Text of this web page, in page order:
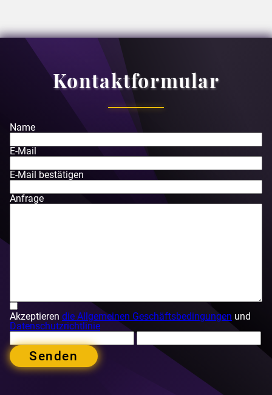
Kontaktformular
Name
E-Mail
E-Mail bestätigen
Anfrage
Akzeptieren die Allgemeinen Geschäftsbedingungen und
Datenschutzrichtlinie
Senden